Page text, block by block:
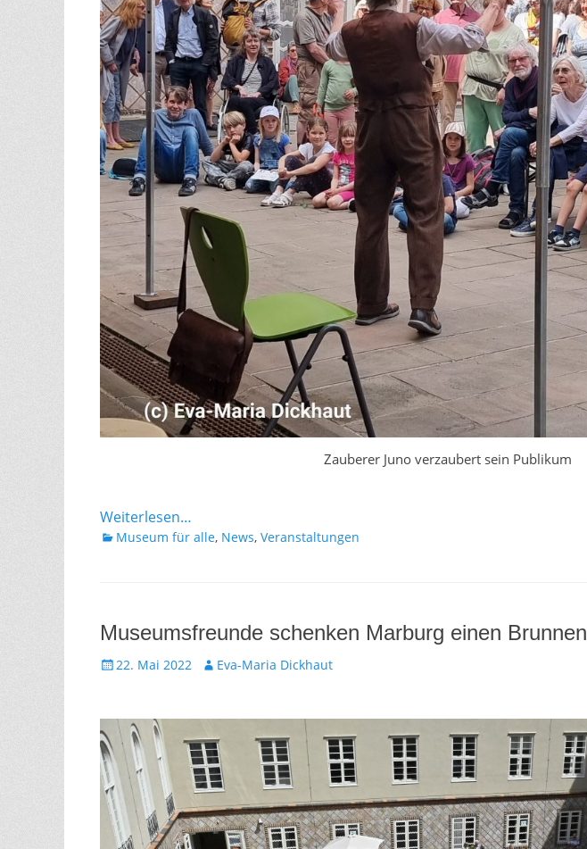
Zauberer Juno verzaubert sein Publikum
Weiterlesen…
Kategorien
Museum für alle, News, Veranstaltungen
Museumsfreunde schenken Marburg einen Brunnen
Gepostet
22. Mai 2022 AutorEva-Maria Dickhaut